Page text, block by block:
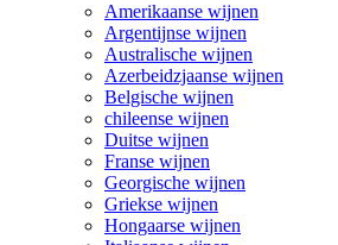
Amerikaanse wijnen
Argentijnse wijnen
Australische wijnen
Azerbeidzjaanse wijnen
Belgische wijnen
chileense wijnen
Duitse wijnen
Franse wijnen
Georgische wijnen
Griekse wijnen
Hongaarse wijnen